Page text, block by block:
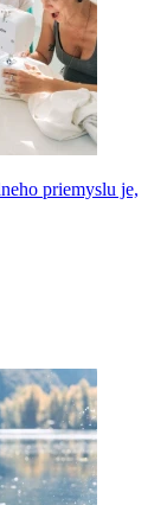
priemyslu je,